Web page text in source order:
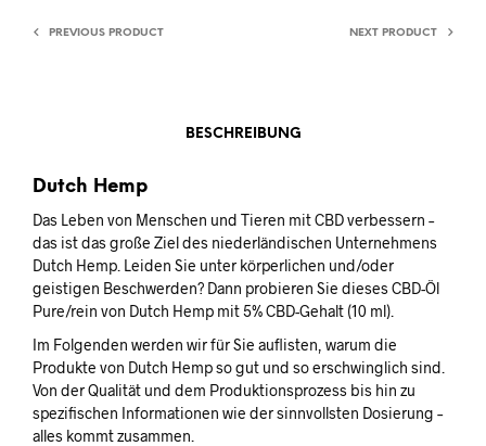
PREVIOUS PRODUCT NEXT PRODUCT
BESCHREIBUNG
Dutch Hemp
Das Leben von Menschen und Tieren mit CBD verbessern –
das ist das große Ziel des niederländischen Unternehmens
Dutch Hemp. Leiden Sie unter körperlichen und/oder
geistigen Beschwerden? Dann probieren Sie dieses CBD-Öl
Pure/rein von Dutch Hemp mit 5% CBD-Gehalt (10 ml).
Im Folgenden werden wir für Sie auflisten, warum die
Produkte von Dutch Hemp so gut und so erschwinglich sind.
Von der Qualität und dem Produktionsprozess bis hin zu
spezifischen Informationen wie der sinnvollsten Dosierung –
alles kommt zusammen.